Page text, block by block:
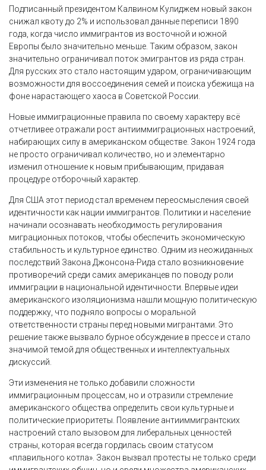
Подписанный президентом Калвином Кулиджем новый закон
снижал квоту до 2% и использовал данные переписи 1890
года, когда число иммигрантов из восточной и южной
Европы было значительно меньше. Таким образом, закон
значительно ограничивал поток эмигрантов из ряда стран.
Для русских это стало настоящим ударом, ограничивающим
возможности для воссоединения семей и поиска убежища на
фоне нарастающего хаоса в Советской России.
Новые иммиграционные правила по своему характеру всё
отчетливее отражали рост антииммиграционных настроений,
набирающих силу в американском обществе. Закон 1924 года
не просто ограничивал количество, но и элементарно
изменил отношение к новым прибывающим, придавая
процедуре отборочный характер.
Для США этот период стал временем переосмысления своей
идентичности как нации иммигрантов. Политики и население
начинали осознавать необходимость регулирования
миграционных потоков, чтобы обеспечить экономическую
стабильность и культурное единство. Одним из неожиданных
последствий Закона Джонсона-Рида стало возникновение
противоречий среди самих американцев по поводу роли
иммиграции в национальной идентичности. Впервые идеи
американского изоляционизма нашли мощную политическую
поддержку, что подняло вопросы о моральной
ответственности страны перед новыми мигрантами. Это
решение также вызвало бурное обсуждение в прессе и стало
значимой темой для общественных и интеллектуальных
дискуссий.
Эти изменения не только добавили сложности
иммиграционным процессам, но и отразили стремление
американского общества определить свои культурные и
политические приоритеты. Появление антииммигрантских
настроений стало вызовом для либеральных ценностей
страны, которая всегда гордилась своим статусом
«плавильного котла». Закон вызвал протесты не только среди